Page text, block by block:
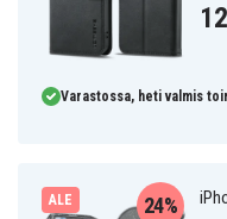
Varastossa, heti valmis
ALE 24%